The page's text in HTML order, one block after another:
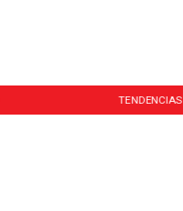
TENDENCIAS